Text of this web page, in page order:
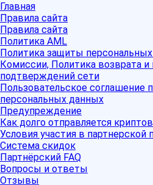
Главная
Правила сайта
Правила сайта
Политика AML
Политика защиты
Комиссии, Политика возврата и
подтверждений сети
Пользовательское соглашение
персональных данных
Предупреждение
Как долго отправляется
Условия участия в партнерской
Система скидок
Партнёрский FAQ
Вопросы и ответы
Отзывы